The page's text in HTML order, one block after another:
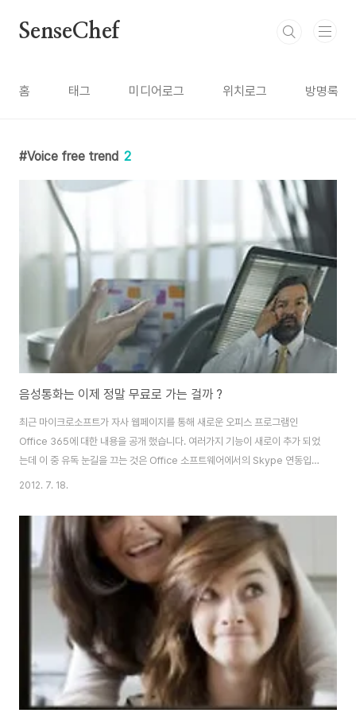
SenseChef
홈 태그 미디어로그 위치로그 방명록
Voice free trend 2
음성통화는 이제 정말 무료로 가는 걸까 ?
최근 마이크로소프트가 자사 웹페이지를 통해 새로운 오피스 프로그램인
Office 365에 대한 내용을 공개 했습니다. 여러가지 기능이 새로이 추가 되었
는데 이 중 유독 눈길을 끄는 것은 Office 소프트웨어에서의 Skype 연동입니
다. Skype는 대표적인 인터넷 전화 서비스로 초창기부터 인기를 끌어 왔으며,
전화나 이동 전화로 거는 전화 요금도 상당히 저렴하게 제공해 왔습니다. 이에
따라 Skype가 음성 통화를 저렴하게, 무료로 이용하는 흐름(Trend)을 주도
해 왔다고 할 수 있습니다. 마이크로소프트의 홈페이지에 의하면 Office 365
에서는 매달 60분의 음성 무료 통화를 제공하는데, 40개국으로는 국제 일반
2012. 7. 18.